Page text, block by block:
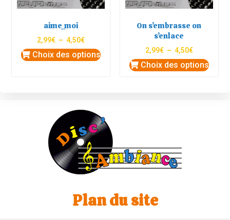
aime_moi
2,99€ – 4,50€
Choix des options
On s’embrasse on
s’enlace
2,99€ – 4,50€
Choix des options
Plan du site